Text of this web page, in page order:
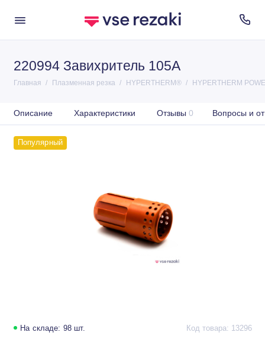
220994 Завихритель 105А
Главная Плазменная резка HYPERTHERM® HYPERTHERM
Описание Характеристики Отзывы 0 Вопросы и
Популярный
На складе: 98 шт. Код товара: 13296